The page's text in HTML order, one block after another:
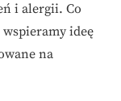
i alergii. Co
ideę
na